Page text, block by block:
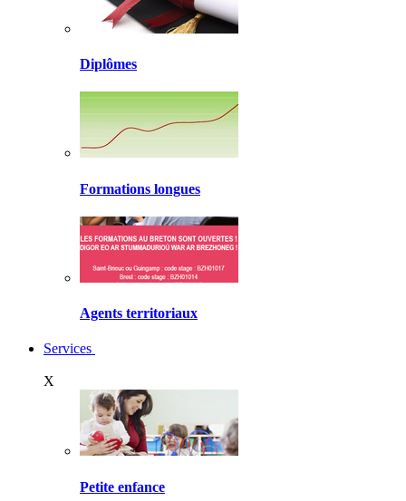
Diplômes
Formations longues
Agents territoriaux
Services
X
Petite enfance